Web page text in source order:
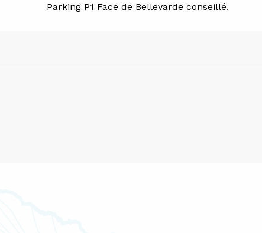
Parking P1 Face de Bellevarde conseillé.